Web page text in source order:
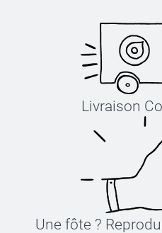
Livraison
Une fôte ?